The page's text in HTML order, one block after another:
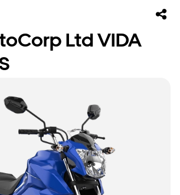
Ltd VIDA